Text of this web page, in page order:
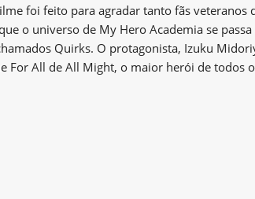
foi feito para agradar tanto fãs veteranos
o universo de My Hero Academia se
Quirks. O protagonista, Izuku
For All de All Might, o maior herói de todos